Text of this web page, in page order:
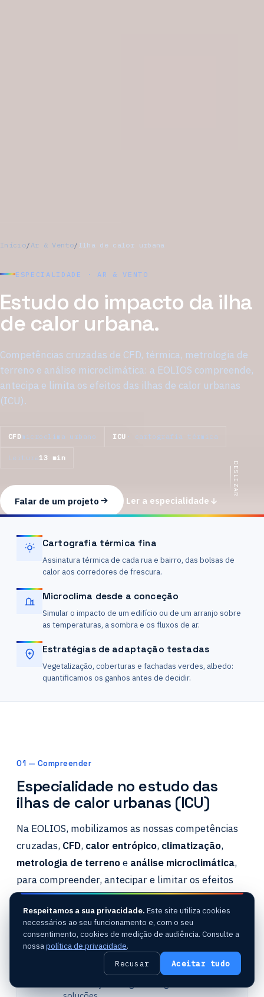
Início/Ar & Vento/ Ilha de calor urbana
ESPECIALIDADE · AR & VENTO
Estudo do impacto da ilha
de calor urbana.
Competências cruzadas de CFD, térmica, metrologia de
terreno e análise microclimática: a EOLIOS compreende,
antecipa e limita os efeitos das ilhas de calor urbanas
(ICU).
CFDmicroclima urbano ICU · cartografia térmica
Leitura13 min
Falar de um projeto Ler a especialidade
DESLIZAR
Cartografia térmica fina
Assinatura térmica de cada rua e bairro, das bolsas de
calor aos corredores de frescura.
Microclima desde a conceção
Simular o impacto de um edifício ou de um arranjo sobre
as temperaturas, a sombra e os fluxos de ar.
Estratégias de adaptação testadas
Vegetalização, coberturas e fachadas verdes, albedo:
quantificamos os ganhos antes de decidir.
01 — Compreender
Especialidade no estudo das
ilhas de calor urbanas (ICU)
Na EOLIOS, mobilizamos as nossas competências
cruzadas, CFD, calor entrópico, climatização,
metrologia de terrenoe análise microclimática,
para compreender, antecipar e limitar os efeitos
dasilhas de calor urbanas (ICU).
MODELAR
Modelação CFDde alta resolução urbana
Apoio à conceção bioclimática
Respeitamos a sua privacidade. Este site utiliza cookies
necessários ao seu funcionamento e, com o seu
consentimento, cookies de medição de audiência. Consulte a
nossapolítica de privacidade.
Recusar Aceitar tudo